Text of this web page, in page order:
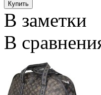
В заметки
В